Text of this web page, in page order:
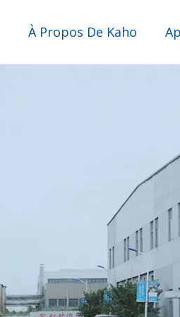
À Propos De Kaho